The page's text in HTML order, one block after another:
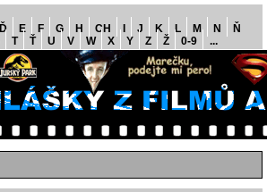
Ď E F G H CH J K L M N
Ň
T Ť U V W X Y Z Ž 0-9 ...